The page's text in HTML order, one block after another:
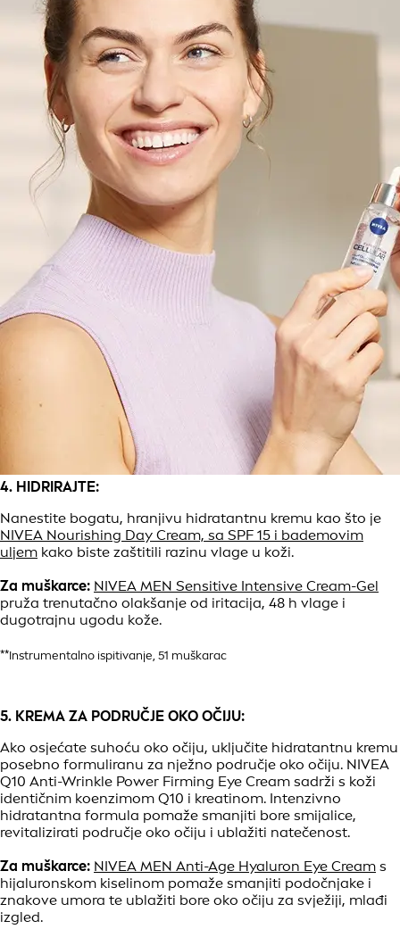
4. HIDRIRAJTE:
Nanestite bogatu, hranjivu hidratantnu kremu kao što je
NIVEA Nourishing Day Cream, sa SPF 15 i bademovim
uljem kako biste zaštitili razinu vlage u koži.
Za muškarce: NIVEA MEN Sensitive Intensive Cream-Gel
pruža trenutačno olakšanje od iritacija, 48 h vlage i
dugotrajnu ugodu kože.
**Instrumentalno ispitivanje, 51 muškarac
5. KREMA ZA PODRUČJE OKO OČIJU:
Ako osjećate suhoću oko očiju, uključite hidratantnu kremu
posebno formuliranu za nježno područje oko očiju. NIVEA
Q10 Anti-Wrinkle Power Firming Eye Cream sadrži s koži
identičnim koenzimom Q10 i kreatinom. Intenzivno
hidratantna formula pomaže smanjiti bore smijalice,
revitalizirati područje oko očiju i ublažiti natečenost.
Za muškarce: NIVEA MEN Anti-Age Hyaluron Eye Cream s
hijaluronskom kiselinom pomaže smanjiti podočnjake i
znakove umora te ublažiti bore oko očiju za svježiji, mlađi
izgled.